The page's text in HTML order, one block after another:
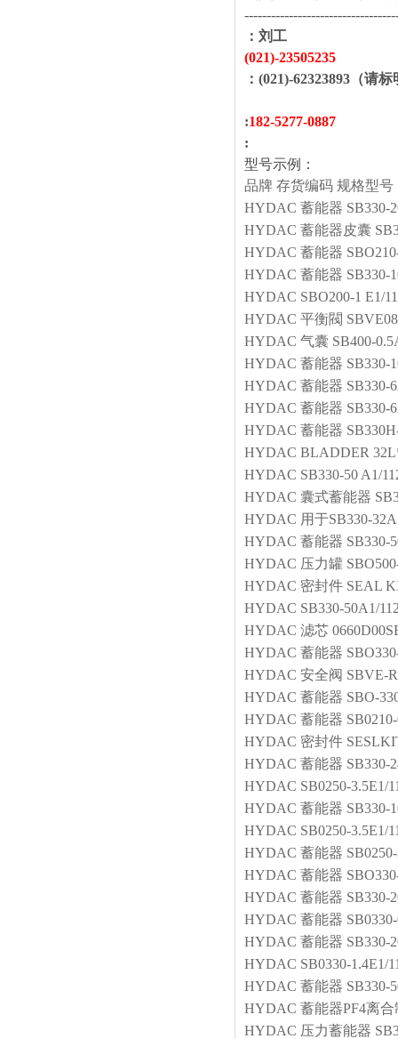
： 刘工
(021)-23505235
：(021)-62323893（请
:182-5277-0887
:
型号示例：
品牌 存货编码 规格型号
HYDAC 蓄能器 SB330-
HYDAC 蓄能器皮囊
HYDAC 蓄能器
HYDAC 蓄能器 SB330-
HYDAC SBO200-1 E1/
HYDAC 平衡閥
HYDAC 气囊 SB400-
HYDAC 蓄能器 SB330-
HYDAC 蓄能器 SB330-
HYDAC 蓄能器 SB330-
HYDAC 蓄能器
HYDAC BLADDER
HYDAC SB330-50 A1/
HYDAC 囊式蓄能器
HYDAC 用于SB330-
HYDAC 蓄能器 SB330-
HYDAC 压力罐
HYDAC 密封件 SEAL
HYDAC SB330-50A1/
HYDAC 滤芯
HYDAC 蓄能器
HYDAC 安全阀 SBVE-
HYDAC 蓄能器 SBO-
HYDAC 蓄能器
HYDAC 密封件
HYDAC 蓄能器 SB330-
HYDAC SB0250-3.5E1/
HYDAC 蓄能器 SB330-
HYDAC SB0250-3.5E1/
HYDAC 蓄能器
HYDAC 蓄能器
HYDAC 蓄能器 SB330-
HYDAC 蓄能器
HYDAC 蓄能器 SB330-
HYDAC SB0330-1.4E1/
HYDAC 蓄能器 SB330-
HYDAC 蓄能器PF4离合
HYDAC 压力蓄能器